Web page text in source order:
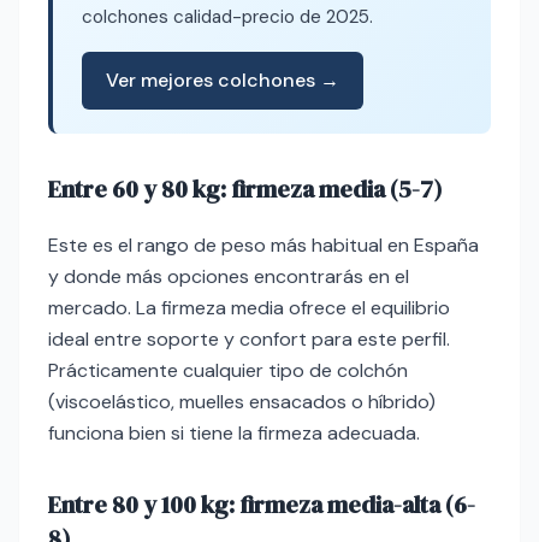
colchones calidad-precio de 2025.
Ver mejores colchones →
Entre 60 y 80 kg: firmeza media (5-7)
Este es el rango de peso más habitual en España
y donde más opciones encontrarás en el
mercado. La firmeza media ofrece el equilibrio
ideal entre soporte y confort para este perfil.
Prácticamente cualquier tipo de colchón
(viscoelástico, muelles ensacados o híbrido)
funciona bien si tiene la firmeza adecuada.
Entre 80 y 100 kg: firmeza media-alta (6-